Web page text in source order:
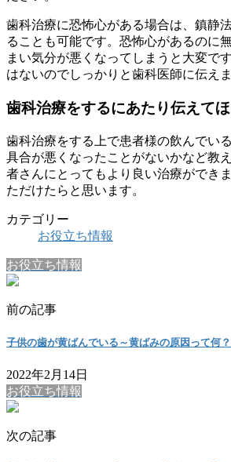
歯科治療に恐怖心がある場合は、鎮静
ることも可能です。恐怖心があるのに
まい気分が悪くなってしまうと大変で
はないのでしっかりと歯科医師に伝えま
歯科治療をするにあたり伝えて
歯科治療をする上で患者様の飲んでい
具合が悪くなったことがないかなど教
者さんにとってもより良い治療ができ
ただけたらと思います。
カテゴリー
お役立ち情報
お役立ち情報
前の記事
子供の歯が黄ばんでいる～黄ばみの原因って何
2022年2月14日
お役立ち情報
次の記事